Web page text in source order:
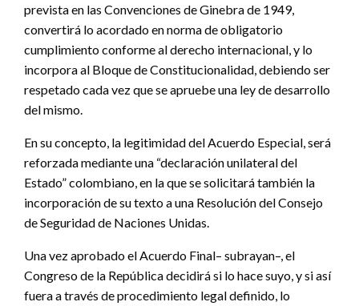
prevista en las Convenciones de Ginebra de 1949,
convertirá lo acordado en norma de obligatorio
cumplimiento conforme al derecho internacional, y lo
incorpora al Bloque de Constitucionalidad, debiendo ser
respetado cada vez que se apruebe una ley de desarrollo
del mismo.
En su concepto, la legitimidad del Acuerdo Especial, será
reforzada mediante una “declaración unilateral del
Estado” colombiano, en la que se solicitará también la
incorporación de su texto a una Resolución del Consejo
de Seguridad de Naciones Unidas.
Una vez aprobado el Acuerdo Final– subrayan–, el
Congreso de la República decidirá si lo hace suyo, y si así
fuera a través de procedimiento legal definido, lo